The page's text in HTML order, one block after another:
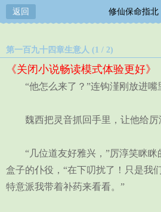
返回 修仙保命指北
第一百九十四章生意人 (1 / 2)
《关闭小说畅读模式体验更好》
“他怎么来了？”连钩漌刚放进嘴
魏西把灵音抓回手里，让他给厉
“几位道友好雅兴，”厉淳笑眯眯
盒子的仆役，“在下叨扰了！只是我
特意派我带着补药来看看。”